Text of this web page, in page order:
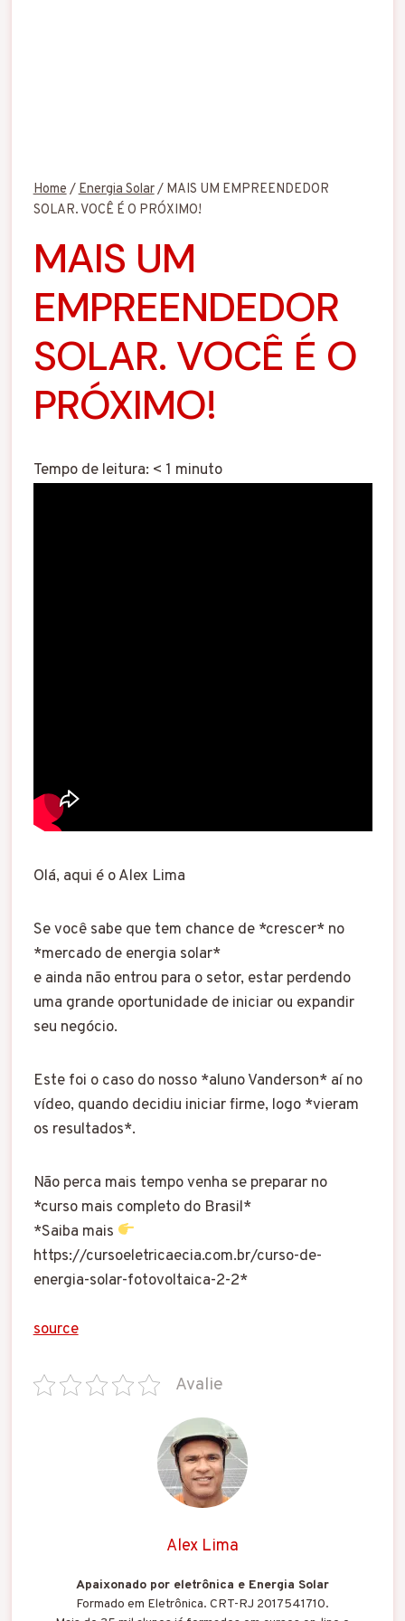
Home/Energia Solar/ MAIS UM EMPREENDEDOR
SOLAR. VOCÊ É O PRÓXIMO!
MAIS UM
EMPREENDEDOR
SOLAR. VOCÊ É O
PRÓXIMO!
Tempo de leitura: < 1 minuto
Olá, aqui é o Alex Lima
Se você sabe que tem chance de *crescer* no
*mercado de energia solar*
e ainda não entrou para o setor, estar perdendo
uma grande oportunidade de iniciar ou expandir
seu negócio.
Este foi o caso do nosso *aluno Vanderson* aí no
vídeo, quando decidiu iniciar firme, logo *vieram
os resultados*.
Não perca mais tempo venha se preparar no
*curso mais completo do Brasil*
*Saiba mais
https://cursoeletricaecia.com.br/curso-de-
energia-solar-fotovoltaica-2-2*
source
Avalie
Alex Lima
Apaixonado por eletrônica e Energia Solar
Formado em Eletrônica. CRT-RJ 2017541710.